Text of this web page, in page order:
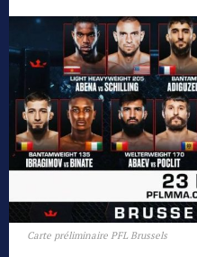
Carte préliminaire PFL Brussels